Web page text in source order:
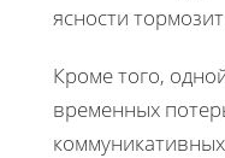
ясности
Кроме того,
временных